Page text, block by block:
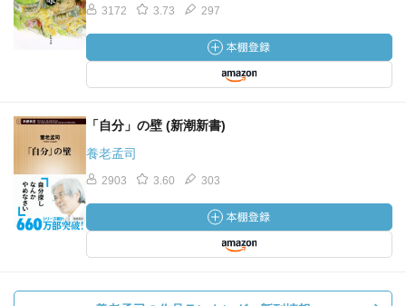
—『別冊ＮＨＫ１００分ｄｅ名著 読書の学校 養老孟
司 特別授業『坊っちゃん』』養老 孟司著
「「同じ」を見つけられるようになることは、偏見を持ち
く見当もつかない。それではものは見えない。観察するた
めには、そのものを見るための偏見が必要です。」
—『別冊ＮＨＫ１００分ｄｅ名著 読書の学校 養老孟
司 特別授業『坊っちゃん』』養老 孟司著
「先生はなぜ偉いのか。肩書きがあるからとか、実績があ
したから、そんなことは関係ありません。こちらがその気
3172 3.73 297
「自分」の壁 (新潮新書)
養老孟司
2903 3.60 303